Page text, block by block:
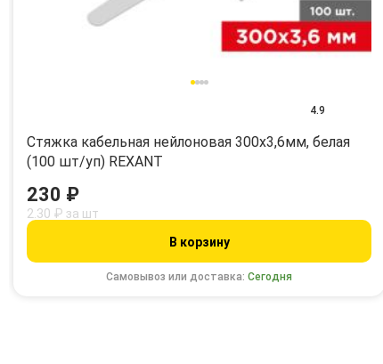
4.9
Стяжка кабельная нейлоновая 300x3,6мм, белая
(100 шт/уп) REXANT
Самовывоз или доставка:Сегодня
230 ₽
2.30 ₽ за шт
В корзину